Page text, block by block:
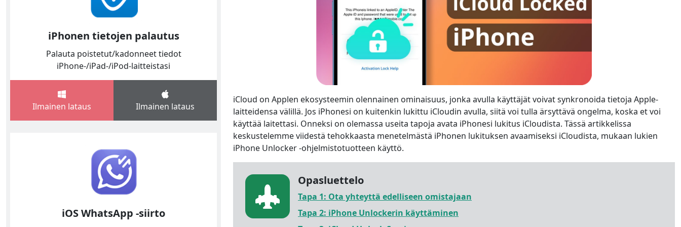
iPhonen tietojen palautus
Palauta poistetut/kadonneet tiedot
iPhone-/iPad-/iPod-laitteistasi
Ilmainen lataus Ilmainen lataus
iOS WhatsApp -siirto
iCloud on Applen ekosysteemin olennainen ominaisuus, jonka avulla käyttäjät voivat synkronoida tietoja Apple-
laitteidensa välillä. Jos iPhonesi on kuitenkin lukittu iCloudin avulla, siitä voi tulla ärsyttävä ongelma, koska et voi
käyttää laitettasi. Onneksi on olemassa useita tapoja avata iPhonesi lukitus iCloudista. Tässä artikkelissa
keskustelemme viidestä tehokkaasta menetelmästä iPhonen lukituksen avaamiseksi iCloudista, mukaan lukien
iPhone Unlocker -ohjelmistotuotteen käyttö.
Opasluettelo
Tapa 1: Ota yhteyttä edelliseen omistajaan
Tapa 2: iPhone Unlockerin käyttäminen